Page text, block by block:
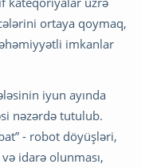
ortaya qoymaq,
imkanlar
iyun ayında
nəzərdə tutulub.
- robot döyüşləri,
və idarə olunması,